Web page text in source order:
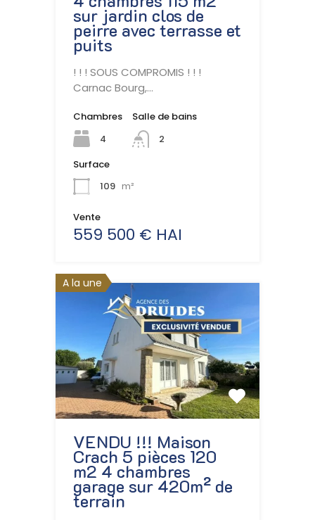
sur jardin clos de
peirre avec terrasse et
puits
! ! ! SOUS COMPROMIS ! ! !
Carnac Bourg,…
Chambres
4
Salle de bains
2
Surface
109 m²
Vente
559 500 € HAI
A la une
VENDU !!! Maison
Crach 5 pièces 120
m2 4 chambres
garage sur 420m² de
terrain